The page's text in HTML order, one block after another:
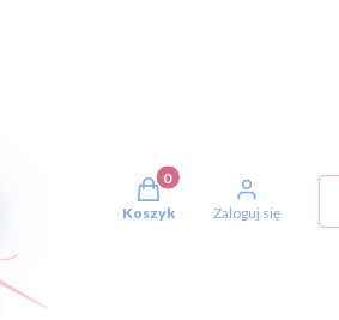
Produkty w koszyku: 0.
Koszyk Zaloguj się